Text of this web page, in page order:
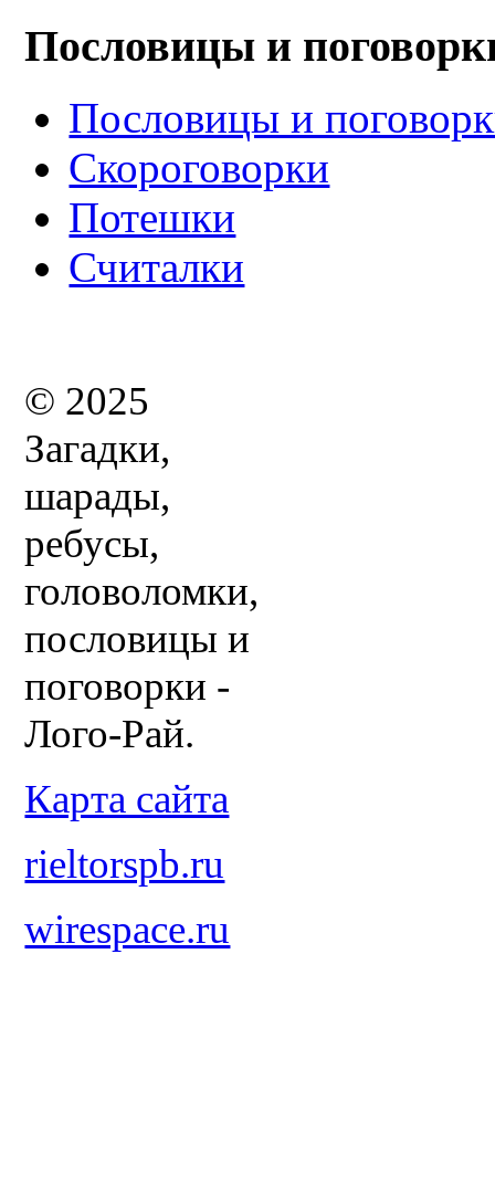
Пословицы и
Пословицы и
Скороговорки
Потешки
Считалки
© 2025
Загадки,
шарады,
ребусы,
головоломки,
пословицы и
поговорки -
Лого-Рай.
Карта сайта
rieltorspb.ru
wirespace.ru